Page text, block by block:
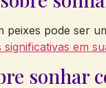
pode ser
em
sonhar